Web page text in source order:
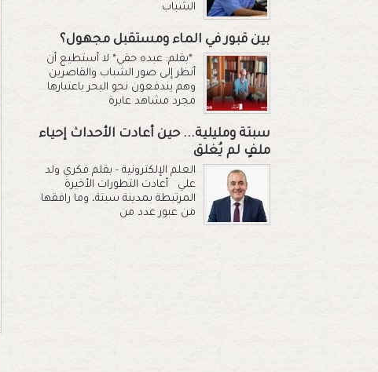
الشباب
بين قبور في الماء ومستقبل مجهول؟
*بقلم: عبده حقي* لا أستطيع أن
أنظر إلى صور الشباب والقاصرين
وهم يندفعون نحو البحر باعتبارها
مجرد مشاهد عابرة
سبتة ومليلية... حين أعادت الأحداث إحياء
ملفٍ لم يُغلق
العلم الإلكترونية - بقلم فكري ولد
علي أعادت التطورات الأخيرة
المرتبطة بمدينة سبتة، وما رافقها
من عبور عدد من